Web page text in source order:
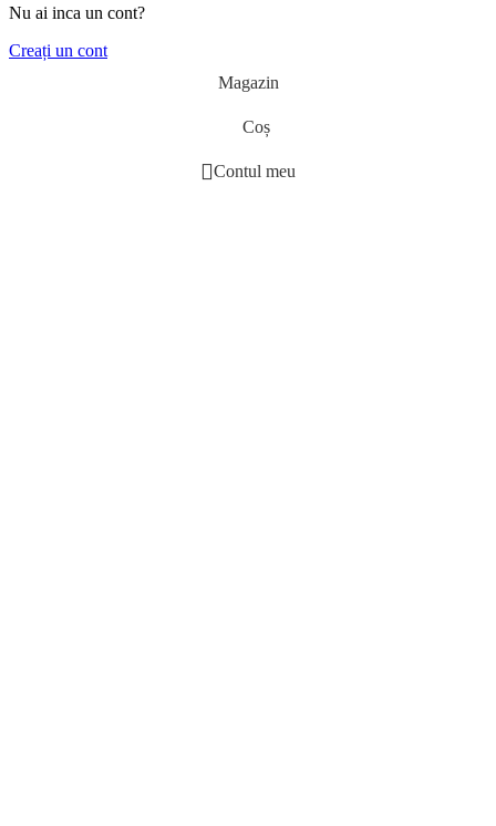
Nu ai inca un cont?
Creați un cont
Magazin
Coș
Contul meu